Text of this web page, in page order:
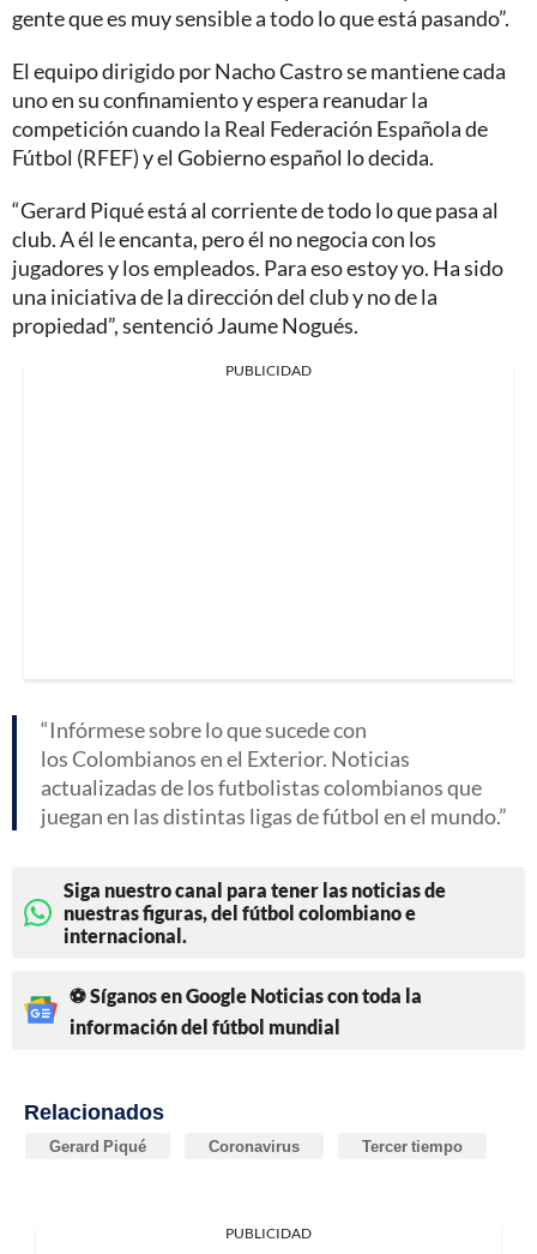
gente que es muy sensible a todo lo que está pasando”.
El equipo dirigido por Nacho Castro se mantiene cada
uno en su confinamiento y espera reanudar la
competición cuando la Real Federación Española de
Fútbol (RFEF) y el Gobierno español lo decida.
“Gerard Piqué está al corriente de todo lo que pasa al
club. A él le encanta, pero él no negocia con los
jugadores y los empleados. Para eso estoy yo. Ha sido
una iniciativa de la dirección del club y no de la
propiedad”, sentenció Jaume Nogués.
PUBLICIDAD
Infórmese sobre lo que sucede con
los Colombianos en el Exterior. Noticias
actualizadas de los futbolistas colombianos que
juegan en las distintas ligas de fútbol en el mundo.
Siga nuestro canal para tener las noticias de
nuestras figuras, del fútbol colombiano e
internacional.
⚽ Síganos en Google Noticias con toda la
información del fútbol mundial
Relacionados
Gerard Piqué Coronavirus Tercer tiempo
PUBLICIDAD